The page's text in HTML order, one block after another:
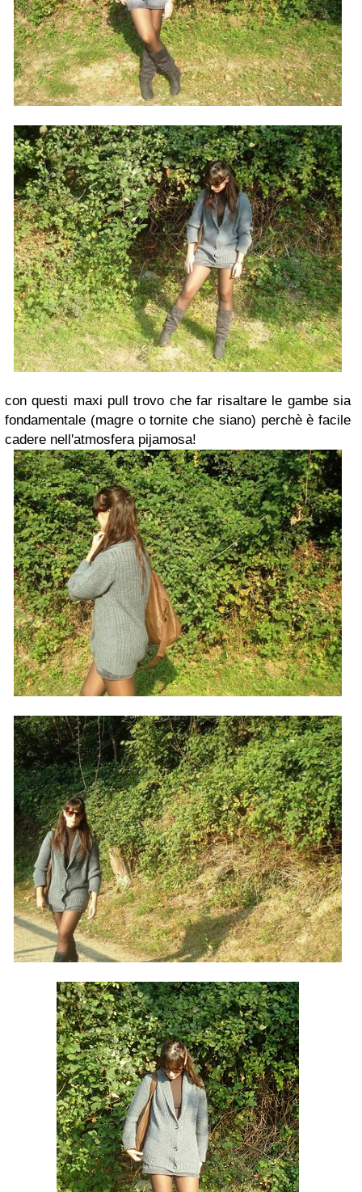
con questi maxi pull trovo che far risaltare le gambe sia
fondamentale (magre o tornite che siano) perchè è facile
cadere nell'atmosfera pijamosa!